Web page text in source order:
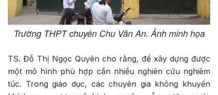
Trường THPT chuyên Chu Văn An. Ảnh minh họa
TS. Đỗ Thị Ngọc Quyên cho rằng, để xây dựng được
một mô hình phù hợp cần nhiều nghiên cứu nghiêm
túc. Trong giáo dục, các chuyên gia không khuyến